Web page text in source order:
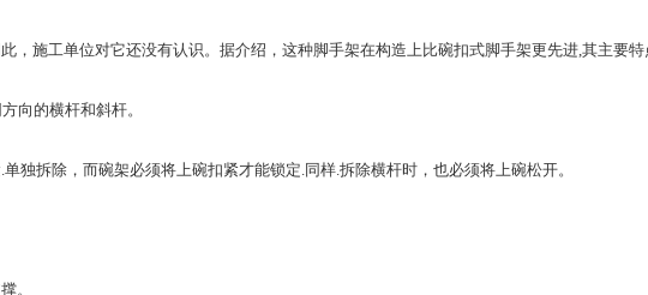
，施工单位对它还没有认识。据介绍，这种脚手架在构造上比碗扣式脚手架更先进,其主要特
向的横杆和斜杆。
独拆除，而碗架必须将上碗扣紧才能锁定.同样.拆除横杆时，也必须将上碗松开。
。